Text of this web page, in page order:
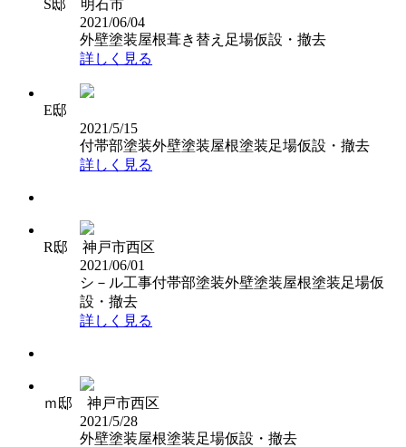
S邸 明石市
2021/06/04
外壁塗装屋根葺き替え 足場仮設・撤去
詳しく見る
E邸
2021/5/15
付帯部塗装外壁塗装屋根塗装足場仮設・撤去
詳しく見る
R邸 神戸市西区
2021/06/01
シ－ル工事付帯部塗装外壁塗装屋根塗装足場仮
設・撤去
詳しく見る
ｍ邸 神戸市西区
2021/5/28
外壁塗装屋根塗装足場仮設・撤去